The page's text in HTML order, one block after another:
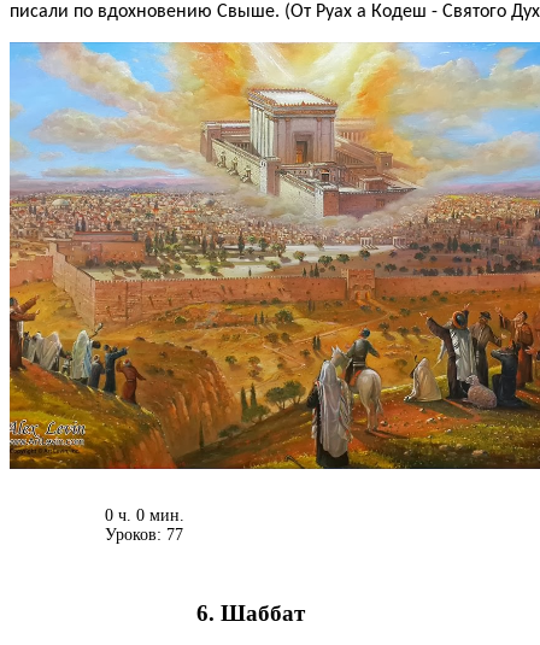
писали по вдохновению Свыше. (От Руах а Кодеш - Святого
0 ч. 0 мин.
Уроков: 77
6. Шаббат